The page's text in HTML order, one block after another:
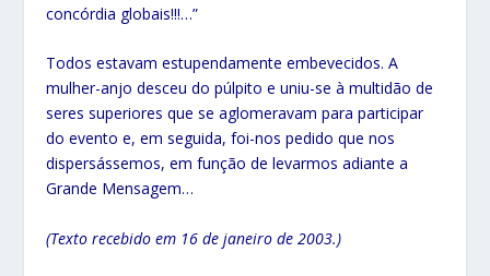
concórdia globais!!!…”
Todos estavam estupendamente embevecidos. A
mulher-anjo desceu do púlpito e uniu-se à multidão de
seres superiores que se aglomeravam para participar
do evento e, em seguida, foi-nos pedido que nos
dispersássemos, em função de levarmos adiante a
Grande Mensagem…
(Texto recebido em 16 de janeiro de 2003.)